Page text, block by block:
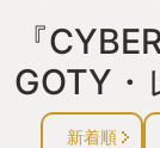
『
GOTY・
新着順